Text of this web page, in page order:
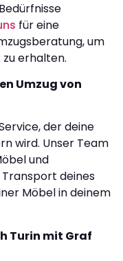
für eine
um
erhalten.
Umzug von
der deine
wird. Unser Team
und
deines
Möbel in deinem
Turin mit Graf